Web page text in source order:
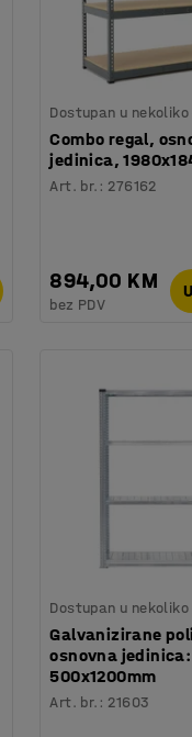
Dostupan u
Combo regal,
jedinica,
Art. br. : 276162
894,00 KM
bez PDV
Dostupan u
Galvanizirane
osnovna jedinica:
500x1200mm
Art. br. : 21603